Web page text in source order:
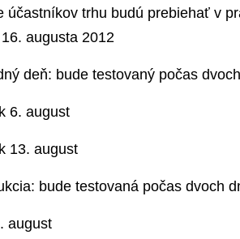
účastníkov trhu budú prebiehať v
augusta 2012
deň: bude testovaný počas
6. august
13. august
bude testovaná počas dvoch
august